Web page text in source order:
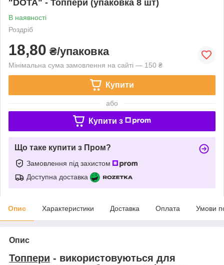
"DOTA" - Топпери (упаковка 8 шт)
В наявності
Роздріб
18,80 ₴/упаковка
Мінімальна сума замовлення на сайті — 150 ₴
Купити
або
Купити з
Що таке купити з Пром?
Замовлення під захистом
Доступна доставка
Опис Характеристики Доставка Оплата Умови
Опис
Топпери - використовуються для